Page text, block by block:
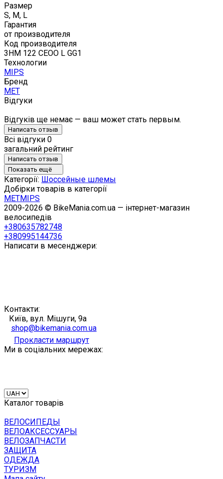
Размер
S, M, L
Гарантия
от производителя
Код производителя
3HM 122 CEOO L GG1
Технологии
MIPS
Бренд
MET
Відгуки
Відгуків ще немає — ваш может стать первым.
Написать отзыв
Всі відгуки 0
загальний рейтинг
Написать отзыв
Показать ещё
Категорії: Шоссейные шлемы
Добірки товарів в категорії
METMIPS
2009-2026 © BikeMania.com.ua — інтернет-магазин
велосипедів
+380635782748
+380995144736
Написати в месенджери:
Контакти:
Київ, вул. Мішуги, 9а
shop@bikemania.com.ua
Прокласти маршрут
Ми в соціальних мережах:
Каталог товарів
ВЕЛОСИПЕДЫ
ВЕЛОАКСЕССУАРЫ
ВЕЛОЗАПЧАСТИ
ЗАЩИТА
ОДЕЖДА
ТУРИЗМ